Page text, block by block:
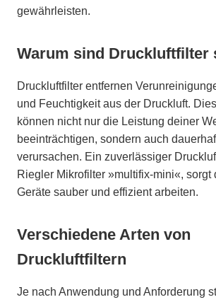
gewährleisten.
Warum sind Druckluftfilter
Druckluftfilter entfernen
und Feuchtigkeit aus der Druckluft.
können nicht nur die Leistung deiner
beeinträchtigen, sondern auch
verursachen. Ein zuverlässiger
Riegler Mikrofilter »multifix-mini«, sorgt
Geräte sauber und effizient arbeiten.
Verschiedene Arten von
Druckluftfiltern
Je nach Anwendung und Anforderung